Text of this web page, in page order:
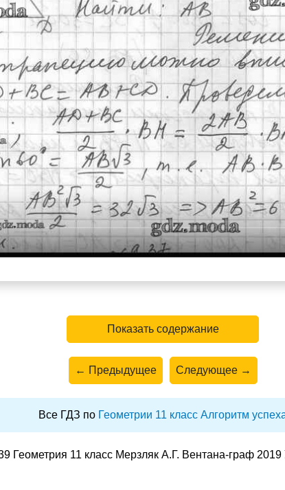
Показать содержание
← Предыдущее Следующее →
Все ГДЗ по Геометрии 11 класс Алгоритм
Геометрия 11 класс Мерзляк А.Г. Вентана-граф